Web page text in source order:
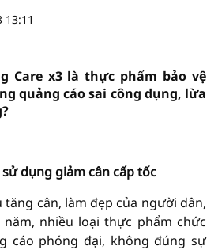
13:11
Care x3 là thực phẩm bảo vệ
quảng cáo sai công dụng, lừa
dụng giảm cân cấp tốc
cân, làm đẹp của người dân,
nhiều loại thực phẩm chức
cáo phóng đại, không đúng sự